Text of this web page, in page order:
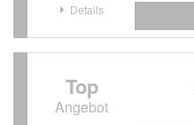
Details
Top
Angebot